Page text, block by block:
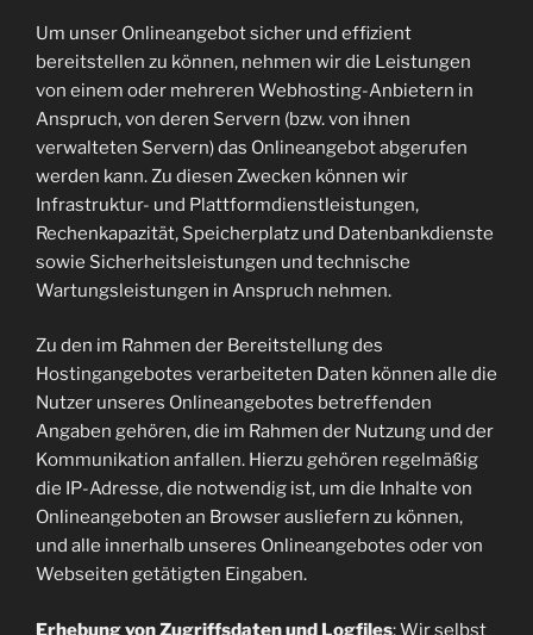
Um unser Onlineangebot sicher und effizient
bereitstellen zu können, nehmen wir die Leistungen
von einem oder mehreren Webhosting-Anbietern in
Anspruch, von deren Servern (bzw. von ihnen
verwalteten Servern) das Onlineangebot abgerufen
werden kann. Zu diesen Zwecken können wir
Infrastruktur- und Plattformdienstleistungen,
Rechenkapazität, Speicherplatz und Datenbankdienste
sowie Sicherheitsleistungen und technische
Wartungsleistungen in Anspruch nehmen.
Zu den im Rahmen der Bereitstellung des
Hostingangebotes verarbeiteten Daten können alle die
Nutzer unseres Onlineangebotes betreffenden
Angaben gehören, die im Rahmen der Nutzung und der
Kommunikation anfallen. Hierzu gehören regelmäßig
die IP-Adresse, die notwendig ist, um die Inhalte von
Onlineangeboten an Browser ausliefern zu können,
und alle innerhalb unseres Onlineangebotes oder von
Webseiten getätigten Eingaben.
Erhebung von Zugriffsdaten und Logfiles: Wir selbst